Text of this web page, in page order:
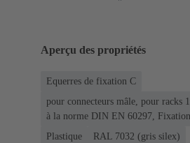
Aperçu des propriétés
Equerres de fixation C
pour connecteurs mâle, pour racks
à la norme DIN EN 60297,
Plastique
RAL 7032 (gris silex)